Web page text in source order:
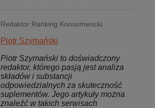
Redaktor Ranking Konsumencki
Piotr Szymański
Piotr Szymański to doświadczony
redaktor, którego pasją jest analiza
składów i substancji
odpowiedzialnych za skuteczność
suplementów. Jego artykuły można
znaleźć w takich serwisach